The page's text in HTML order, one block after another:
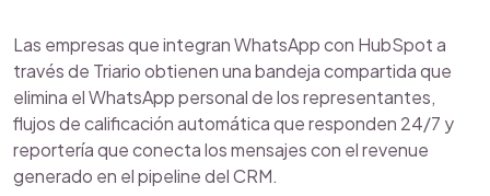
Las empresas que integran WhatsApp con HubSpot a
través de Triario obtienen una bandeja compartida que
elimina el WhatsApp personal de los representantes,
flujos de calificación automática que responden 24/7 y
reportería que conecta los mensajes con el revenue
generado en el pipeline del CRM.